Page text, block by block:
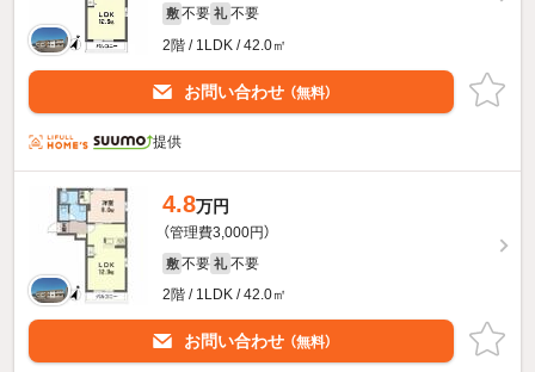
敷 不要 礼 不要
2階 / 1LDK / 42.0㎡
お問い合わせ （無料）
提供
4.8万円
（管理費3,000円）
敷 不要 礼 不要
2階 / 1LDK / 42.0㎡
お問い合わせ （無料）